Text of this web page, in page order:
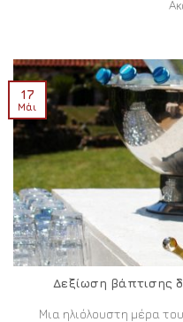
Δεξίωση βάπτισης
Μια ηλιόλουστη μέρα
17
Μάι